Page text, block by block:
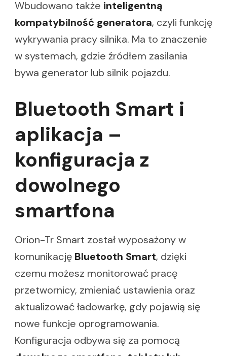
Wbudowano także inteligentną
kompatybilność generatora, czyli funkcję
wykrywania pracy silnika. Ma to znaczenie
w systemach, gdzie źródłem zasilania
bywa generator lub silnik pojazdu.
Bluetooth Smart i
aplikacja –
konfiguracja z
dowolnego
smartfona
Orion-Tr Smart został wyposażony w
komunikację Bluetooth Smart, dzięki
czemu możesz monitorować pracę
przetwornicy, zmieniać ustawienia oraz
aktualizować ładowarkę, gdy pojawią się
nowe funkcje oprogramowania.
Konfiguracja odbywa się za pomocą